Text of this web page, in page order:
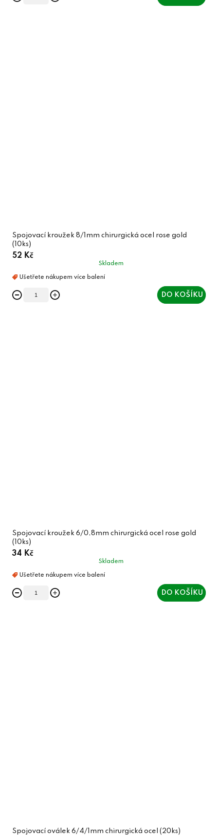
Spojovací kroužek 8/1mm chirurgická ocel rose gold
(10ks)
52 Kč
Skladem
DO KOŠÍKU
Spojovací kroužek 6/0,8mm chirurgická ocel rose gold
(10ks)
34 Kč
Skladem
DO KOŠÍKU
Spojovací oválek 6/4/1mm chirurgická ocel (20ks)